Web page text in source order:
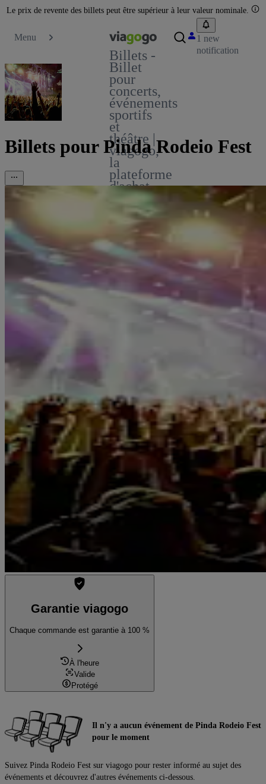
Le prix de revente des billets peut être supérieur à leur valeur nominale.
Menu
Billets -
Billet
pour
concerts,
événements
sportifs
et
théâtre |
viagogo,
la
plateforme
d'achat
et de
vente
billets
1 new
notification
Billets pour Pinda Rodeio Fest
Garantie viagogo
Chaque commande est garantie à 100 %
À l'heure
Valide
Protégé
Il n'y a aucun événement de Pinda Rodeio Fest
pour le moment
Suivez Pinda Rodeio Fest sur viagogo pour rester informé au sujet des
événements et découvrez d'autres événements ci-dessous.